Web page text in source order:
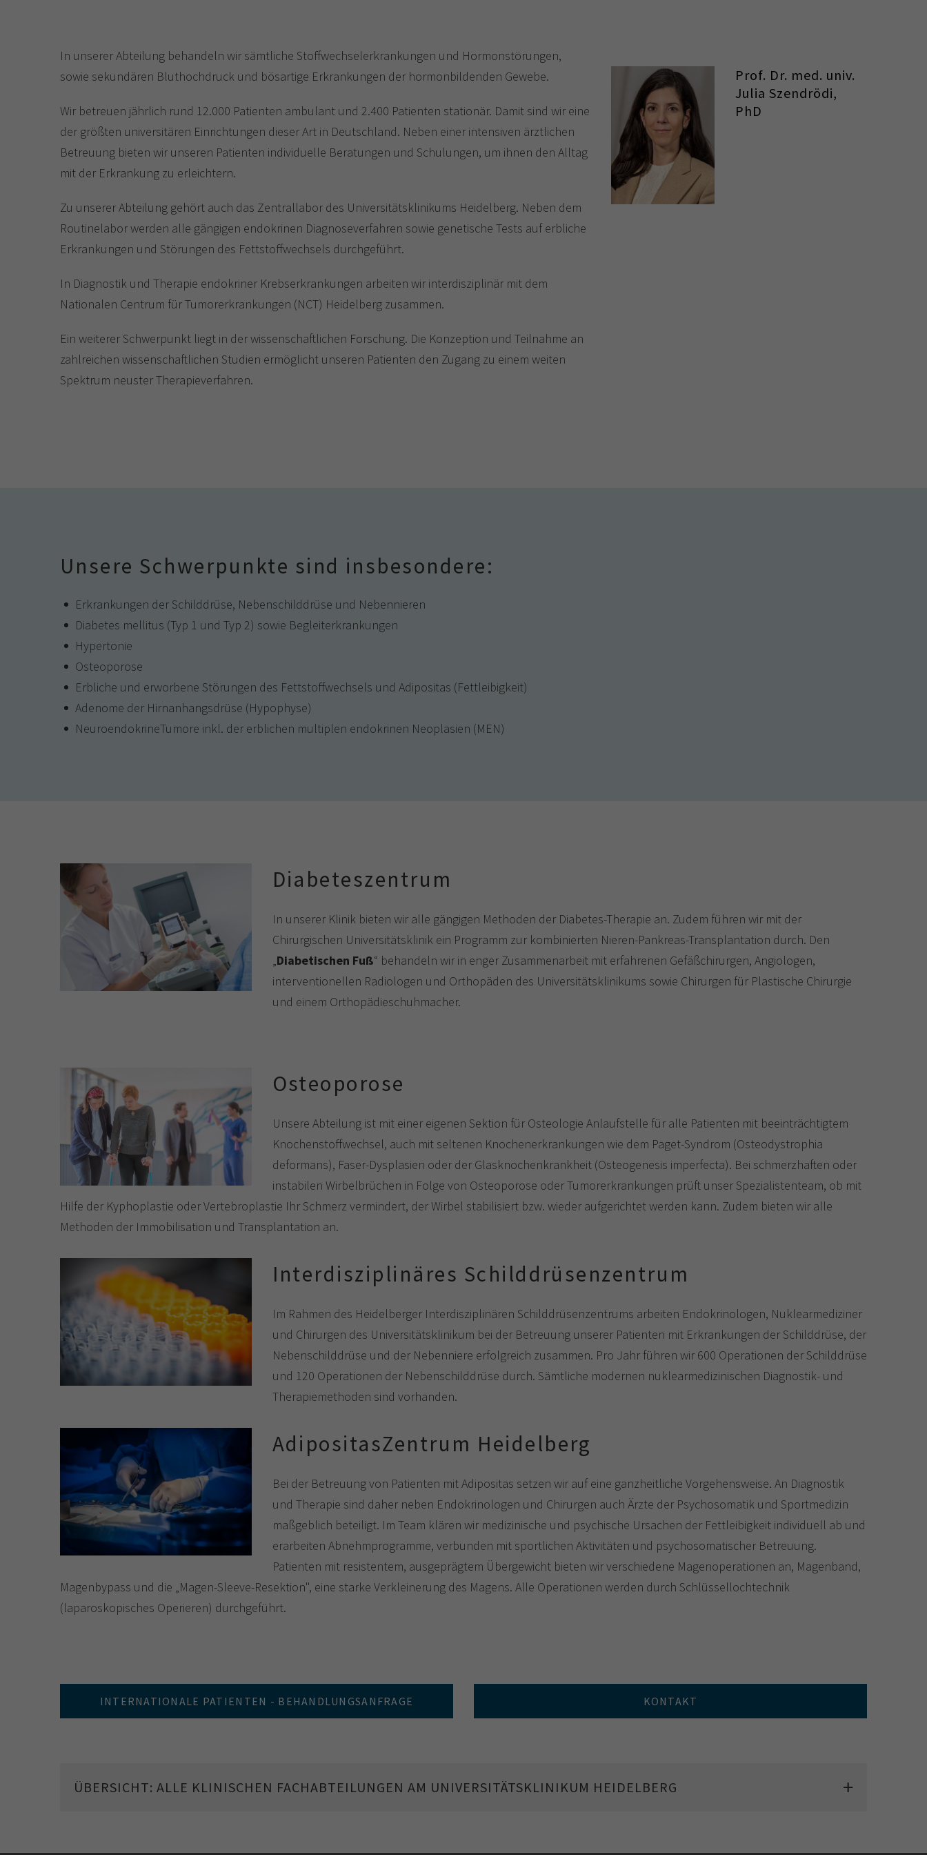
In unserer Abteilung behandeln wir sämtliche Stoffwechselerkrankungen und Hormonstörungen,
sowie sekundären Bluthochdruck und bösartige Erkrankungen der hormonbildenden Gewebe.
Wir betreuen jährlich rund 12.000 Patienten ambulant und 2.400 Patienten stationär. Damit sind wir eine
der größten universitären Einrichtungen dieser Art in Deutschland. Neben einer intensiven ärztlichen
Betreuung bieten wir unseren Patienten individuelle Beratungen und Schulungen, um ihnen den Alltag
mit der Erkrankung zu erleichtern.
Zu unserer Abteilung gehört auch das Zentrallabor des Universitätsklinikums Heidelberg. Neben dem
Routinelabor werden alle gängigen endokrinen Diagnoseverfahren sowie genetische Tests auf erbliche
Erkrankungen und Störungen des Fettstoffwechsels durchgeführt.
In Diagnostik und Therapie endokriner Krebserkrankungen arbeiten wir interdisziplinär mit dem
Nationalen Centrum für Tumorerkrankungen (NCT) Heidelberg zusammen.
Ein weiterer Schwerpunkt liegt in der wissenschaftlichen Forschung. Die Konzeption und Teilnahme an
zahlreichen wissenschaftlichen Studien ermöglicht unseren Patienten den Zugang zu einem weiten
Spektrum neuster Therapieverfahren.
Prof. Dr. med. univ.
Julia Szendrödi,
PhD
Unsere Schwerpunkte sind insbesondere:
Erkrankungen der Schilddrüse, Nebenschilddrüse und Nebennieren
Diabetes mellitus (Typ 1 und Typ 2) sowie Begleiterkrankungen
Hypertonie
Osteoporose
Erbliche und erworbene Störungen des Fettstoffwechsels und Adipositas (Fettleibigkeit)
Adenome der Hirnanhangsdrüse (Hypophyse)
NeuroendokrineTumore inkl. der erblichen multiplen endokrinen Neoplasien (MEN)
Diabeteszentrum
In unserer Klinik bieten wir alle gängigen Methoden der Diabetes-Therapie an. Zudem führen wir mit der
Chirurgischen Universitätsklinik ein Programm zur kombinierten Nieren-Pankreas-Transplantation durch. Den
„Diabetischen Fuß“ behandeln wir in enger Zusammenarbeit mit erfahrenen Gefäßchirurgen, Angiologen,
interventionellen Radiologen und Orthopäden des Universitätsklinikums sowie Chirurgen für Plastische Chirurgie
und einem Orthopädieschuhmacher.
Osteoporose
Unsere Abteilung ist mit einer eigenen Sektion für Osteologie Anlaufstelle für alle Patienten mit beeinträchtigtem
Knochenstoffwechsel, auch mit seltenen Knochenerkrankungen wie dem Paget-Syndrom (Osteodystrophia
deformans), Faser-Dysplasien oder der Glasknochenkrankheit (Osteogenesis imperfecta). Bei schmerzhaften oder
instabilen Wirbelbrüchen in Folge von Osteoporose oder Tumorerkrankungen prüft unser Spezialistenteam, ob mit
Hilfe der Kyphoplastie oder Vertebroplastie Ihr Schmerz vermindert, der Wirbel stabilisiert bzw. wieder aufgerichtet werden kann. Zudem bieten wir alle
Methoden der Immobilisation und Transplantation an.
Interdisziplinäres Schilddrüsenzentrum
Im Rahmen des Heidelberger Interdisziplinären Schilddrüsenzentrums arbeiten Endokrinologen, Nuklearmediziner
und Chirurgen des Universitätsklinikum bei der Betreuung unserer Patienten mit Erkrankungen der Schilddrüse, der
Nebenschilddrüse und der Nebenniere erfolgreich zusammen. Pro Jahr führen wir 600 Operationen der Schilddrüse
und 120 Operationen der Nebenschilddrüse durch. Sämtliche modernen nuklearmedizinischen Diagnostik- und
Therapiemethoden sind vorhanden.
AdipositasZentrum Heidelberg
Bei der Betreuung von Patienten mit Adipositas setzen wir auf eine ganzheitliche Vorgehensweise. An Diagnostik
und Therapie sind daher neben Endokrinologen und Chirurgen auch Ärzte der Psychosomatik und Sportmedizin
maßgeblich beteiligt. Im Team klären wir medizinische und psychische Ursachen der Fettleibigkeit individuell ab und
erarbeiten Abnehmprogramme, verbunden mit sportlichen Aktivitäten und psychosomatischer Betreuung.
Patienten mit resistentem, ausgeprägtem Übergewicht bieten wir verschiedene Magenoperationen an, Magenband,
Magenbypass und die „Magen-Sleeve-Resektion", eine starke Verkleinerung des Magens. Alle Operationen werden durch Schlüssellochtechnik
(laparoskopisches Operieren) durchgeführt.
INTERNATIONALE PATIENTEN - BEHANDLUNGSANFRAGE KONTAKT
ÜBERSICHT: ALLE KLINISCHEN FACHABTEILUNGEN AM UNIVERSITÄTSKLINIKUM HEIDELBERG